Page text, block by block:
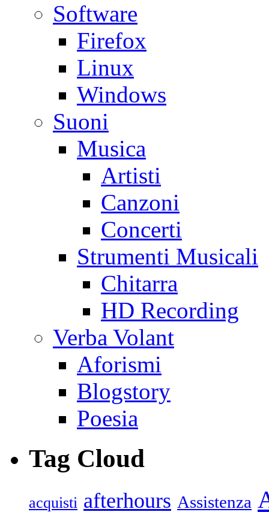
Software
Firefox
Linux
Windows
Suoni
Musica
Artisti
Canzoni
Concerti
Strumenti Musicali
Chitarra
HD Recording
Verba Volant
Aforismi
Blogstory
Poesia
Tag Cloud
acquisti afterhours Assistenza